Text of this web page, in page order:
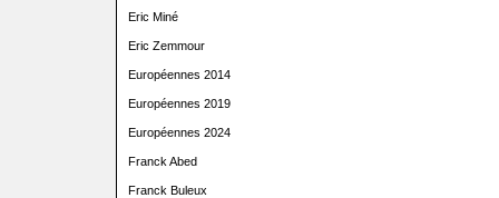
Eric Miné
Eric Zemmour
Européennes 2014
Européennes 2019
Européennes 2024
Franck Abed
Franck Buleux